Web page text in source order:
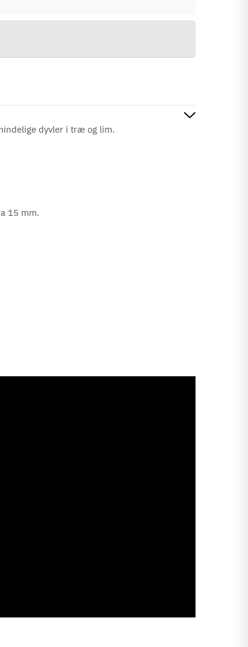
dyvler i træ og lim.
15 mm.